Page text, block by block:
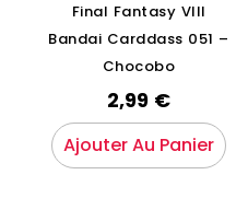
Final Fantasy VIII
Bandai Carddass 051 –
Chocobo
2,99 €
Ajouter Au Panier